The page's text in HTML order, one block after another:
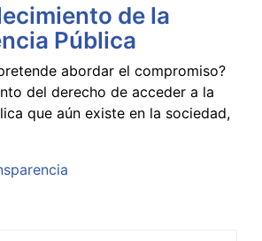
de la
Pública
abordar el compromiso?
del derecho de acceder a la
que aún existe en la sociedad,